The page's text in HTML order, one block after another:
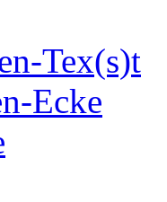
Tex(s)t
Ecke